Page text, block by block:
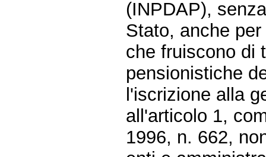
(INPDAP),
Stato, anche
che fruiscono di
pensionistiche
l'iscrizione alla
all'articolo 1,
1996, n. 662,